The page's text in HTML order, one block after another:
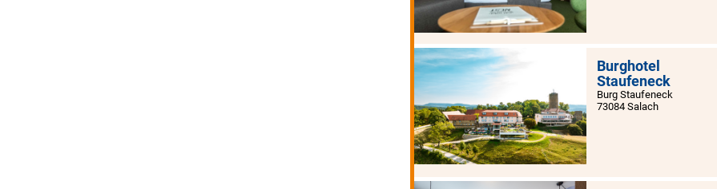
Burghotel
Staufeneck
Burg Staufeneck
73084 Salach